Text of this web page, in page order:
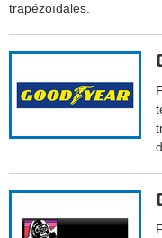
trapézoïdales.